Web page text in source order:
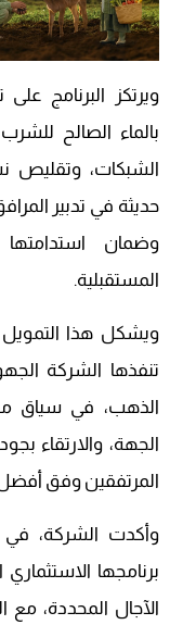
ويرتكز البرنامج
بالماء الصالح
الشبكات، وتقليص
حديثة في تدبير
وضمان
المستقبلية.
ويشكل هذا التمويل
تنفذها الشركة
الذهب، في سياق
الجهة، والارتقاء
المرتفقين وفق أفضل
وأكدت الشركة، في
برنامجها
الآجال المحددة، مع